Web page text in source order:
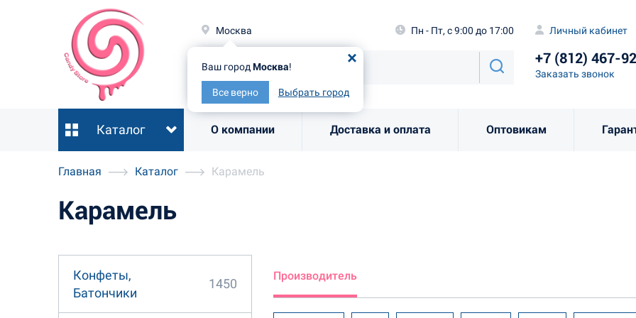
Москва
Ваш город Москва!
Все верно Выбрать город
Пн - Пт, с 9:00 до 17:00 Личный кабинет
+7 (812) 467-
Заказать звонок
Каталог О компании Доставка и оплата Оптовикам
Ваш городМосква
Все верно
Заказать
Главная Каталог Карамель
Карамель
Конфеты,
Батончики
1450
Производитель